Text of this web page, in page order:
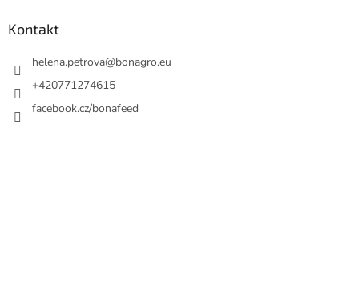
Kontakt
helena.petrova@bonagro.eu
+420771274615
facebook.cz/bonafeed